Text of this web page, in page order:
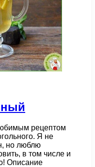
рецептом
Я не
но люблю
в том числе и
Описание